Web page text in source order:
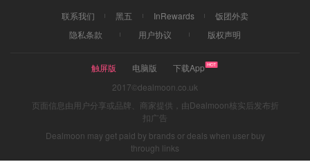
联系我们 黑五 InRewards
饭团外卖
隐私条款
用户协议 版权声明
触屏版 电脑版
下载App
2017©dealmoon.co.uk
页面信息由用户分享或品牌、商家提供，由Dealmoon核实后发布折
扣广告
Dealmoon may get paid by brands or deals when user buy
through links